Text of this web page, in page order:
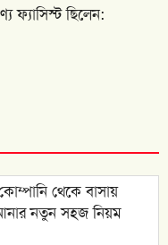
ফ্যাসিস্ট ছিলেন:
থেকে বাসায়
নতুন সহজ নিয়ম